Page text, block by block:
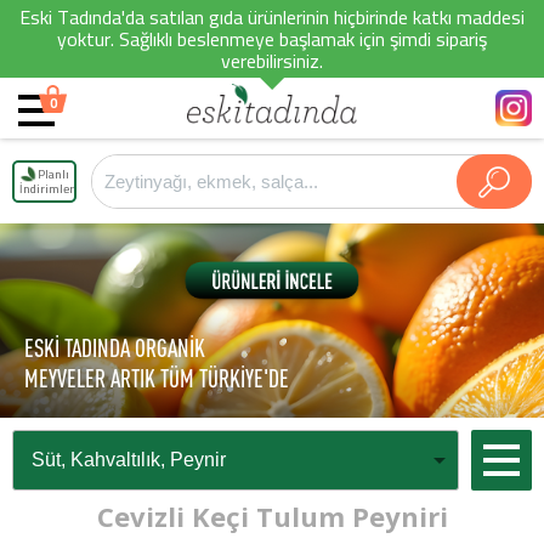
Eski Tadında'da satılan gıda ürünlerinin hiçbirinde katkı maddesi
yoktur. Sağlıklı beslenmeye başlamak için şimdi sipariş
verebilirsiniz.
0
Planlı
İndirimler
ESKİ TADINDA ORGANİK
MEYVELER ARTIK TÜM TÜRKİYE'DE
Cevizli Keçi Tulum Peyniri